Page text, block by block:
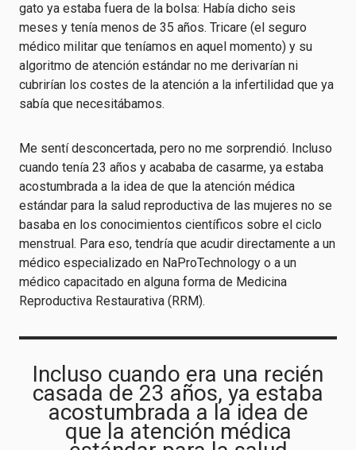
gato ya estaba fuera de la bolsa: Había dicho seis
meses y tenía menos de 35 años. Tricare (el seguro
médico militar que teníamos en aquel momento) y su
algoritmo de atención estándar no me derivarían ni
cubrirían los costes de la atención a la infertilidad que ya
sabía que necesitábamos.
Me sentí desconcertada, pero no me sorprendió. Incluso
cuando tenía 23 años y acababa de casarme, ya estaba
acostumbrada a la idea de que la atención médica
estándar para la salud reproductiva de las mujeres no se
basaba en los conocimientos científicos sobre el ciclo
menstrual. Para eso, tendría que acudir directamente a un
médico especializado en NaProTechnology o a un
médico capacitado en alguna forma de Medicina
Reproductiva Restaurativa (RRM).
Incluso cuando era una recién
casada de 23 años, ya estaba
acostumbrada a la idea de
que la atención médica